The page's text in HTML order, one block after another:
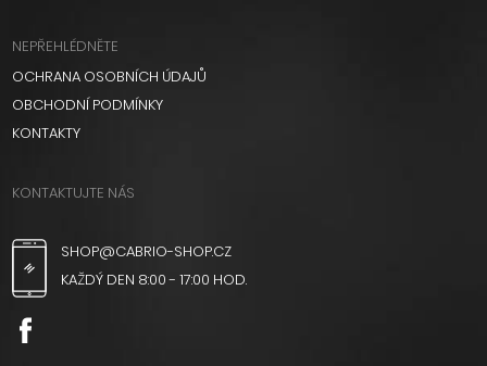
NEPŘEHLÉDNĚTE
OCHRANA OSOBNÍCH ÚDAJŮ
OBCHODNÍ PODMÍNKY
KONTAKTY
KONTAKTUJTE NÁS
SHOP@CABRIO-SHOP.CZ
KAŽDÝ DEN 8:00 - 17:00 HOD.